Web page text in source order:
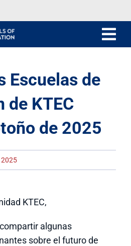
Escuelas de
de KTEC
de 2025
2025
KTEC,
algunas
sobre el futuro de